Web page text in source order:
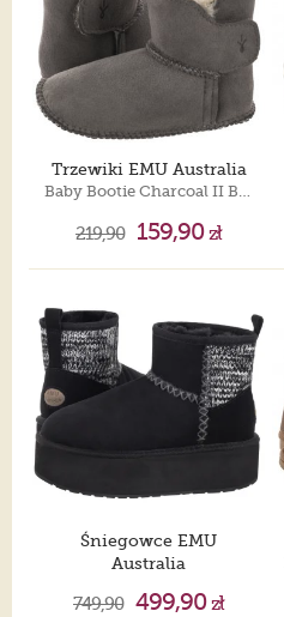
Trzewiki EMU Australia
Baby Bootie Charcoal II B10310
219,90 159,90zł
Śniegowce EMU
Australia
749,90 499,90zł